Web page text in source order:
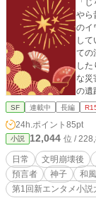
「
やら
のイ
し
ての
し
な災
の遺
まで
から
す
ワレ
ぼの
のぼ
とは
SF 連載中 長編
24h.ポイント 85pt
小説 12,044 位 /
日常 文明崩壊後
預言者
神子 和
第1回新エンタメ小説